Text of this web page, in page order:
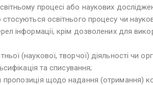
процесі або наукових
освітнього процесу чи
інформації, крім дозволених для
(наукової, творчої) діяльності чи
та списування;
щодо надання (отримання)